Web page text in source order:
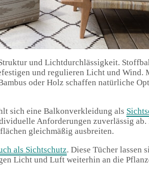
und Lichtdurchlässigkeit.
und regulieren Licht und Wind.
oder Holz schaffen natürliche
sich eine Balkonverkleidung als
Anforderungen zuverlässig
gleichmäßig ausbreiten.
als Sichtschutz. Diese Tücher lassen
Licht und Luft weiterhin an die